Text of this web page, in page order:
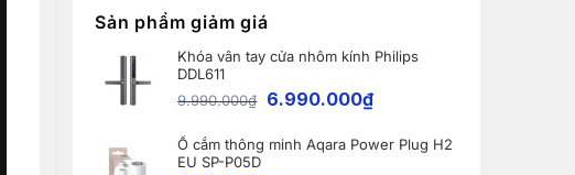
thông
OMNI
và
W2S
OMNI
cho
khách
Bắc
Ninh
Hưng
Smart
lắp
đặt
khóa
minh
Aqara
A100
Sản phẩm giảm giá
Khóa vân tay cửa nhôm kính Philips
DDL611
9.990.000₫ 6.990.000₫
Ổ cắm thông minh Aqara Power Plug H2
EU SP-P05D